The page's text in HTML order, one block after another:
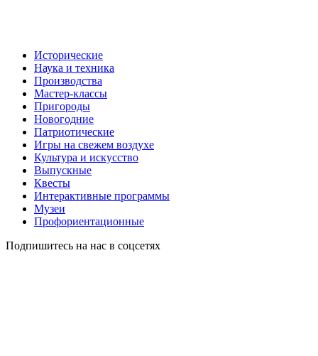
Исторические
Наука и техника
Производства
Мастер-классы
Пригороды
Новогодние
Патриотические
Игры на свежем воздухе
Культура и искусство
Выпускные
Квесты
Интерактивные программы
Музеи
Профориентационные
Подпишитесь на нас в соцсетях